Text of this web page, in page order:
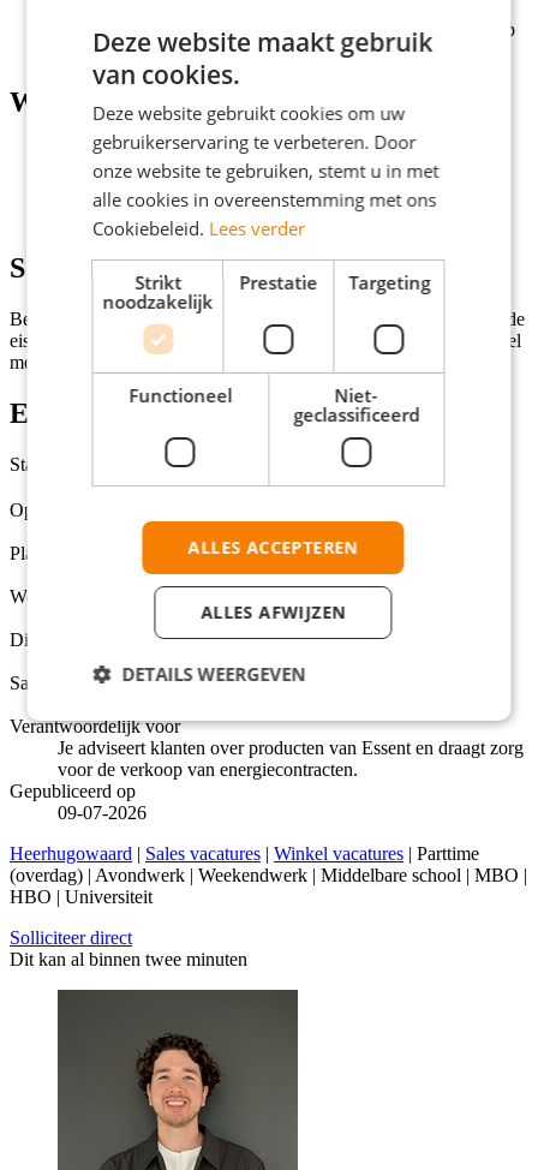
Jezelf ontwikkelen met één van de honderden e-learnings op
ons YC Skills platform.
Wat wij vragen
Minimaal mbo werk- en denkniveau;
Je bent minimaal 28-32 per week beschikbaar;
Je bent doordeweeks, in de avond en in het weekend
beschikbaar.
Solliciteren
Ben jij de perfecte kandidaat voor deze vacature en voldoe je aan de
eisen? Klik dan op de knop 'Solliciteer direct!' en we nemen zo snel
mogelijk contact met je op!
Extra informatie
Status
Open
Opleidingsniveaus
Middelbare school, MBO, HBO, Universiteit
Plaats
Heerhugowaard
Werkuren per week
Dienstverbanden
Parttime (overdag), Avondwerk, Weekendwerk
Salarisindicatie
Verantwoordelijk voor
Je adviseert klanten over producten van Essent en draagt zorg
voor de verkoop van energiecontracten.
Gepubliceerd op
09-07-2026
Heerhugowaard | Sales vacatures | Winkel vacatures | Parttime
(overdag) | Avondwerk | Weekendwerk | Middelbare school | MBO |
HBO | Universiteit
Solliciteer direct
Dit kan al binnen twee minuten
Deze website maakt gebruik
van cookies.
Deze website gebruikt cookies om uw
gebruikerservaring te verbeteren. Door
onze website te gebruiken, stemt u in met
alle cookies in overeenstemming met ons
Cookiebeleid. Lees verder
Strikt
noodzakelijk
Prestatie Targeting
Functioneel
Niet-
geclassificeerd
ALLES ACCEPTEREN
ALLES AFWIJZEN
DETAILS WEERGEVEN